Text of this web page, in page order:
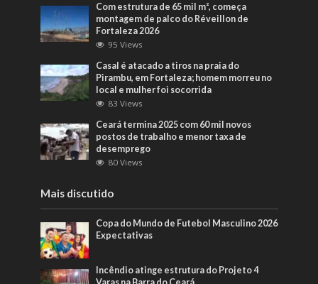
Com estrutura de 65 mil m², começa
montagem de palco do Réveillon de
Fortaleza 2026
95 Views
Casal é atacado a tiros na praia do
Pirambu, em Fortaleza; homem morreu no
local e mulher foi socorrida
83 Views
Ceará termina 2025 com 60 mil novos
postos de trabalho e menor taxa de
desemprego
80 Views
Mais discutido
Copa do Mundo de Futebol Masculino 2026
Expectativas
Incêndio atinge estrutura do Projeto 4